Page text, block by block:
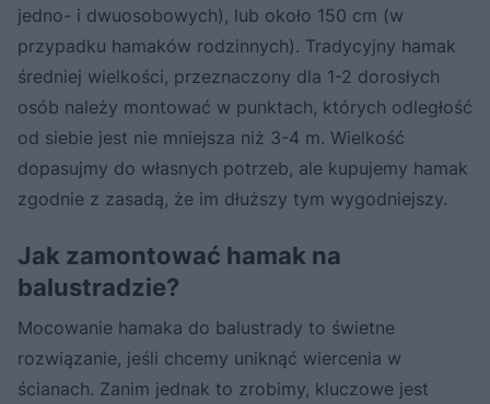
jedno- i dwuosobowych), lub około 150 cm (w
przypadku hamaków rodzinnych). Tradycyjny hamak
średniej wielkości, przeznaczony dla 1-2 dorosłych
osób należy montować w punktach, których odległość
od siebie jest nie mniejsza niż 3-4 m. Wielkość
dopasujmy do własnych potrzeb, ale kupujemy hamak
zgodnie z zasadą, że im dłuższy tym wygodniejszy.
Jak zamontować hamak na
balustradzie?
Mocowanie hamaka do balustrady to świetne
rozwiązanie, jeśli chcemy uniknąć wiercenia w
ścianach. Zanim jednak to zrobimy, kluczowe jest